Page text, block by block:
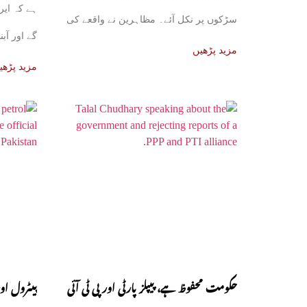
سڑکوں پر نکل آئے۔ مظاہرین نے واقعے کی
مزید پڑھیں
ہے کہ
گے اور
مزید
حکومت محفوظ ہے، پیپلز پارٹی اور پی ٹی آئی
پیٹرول